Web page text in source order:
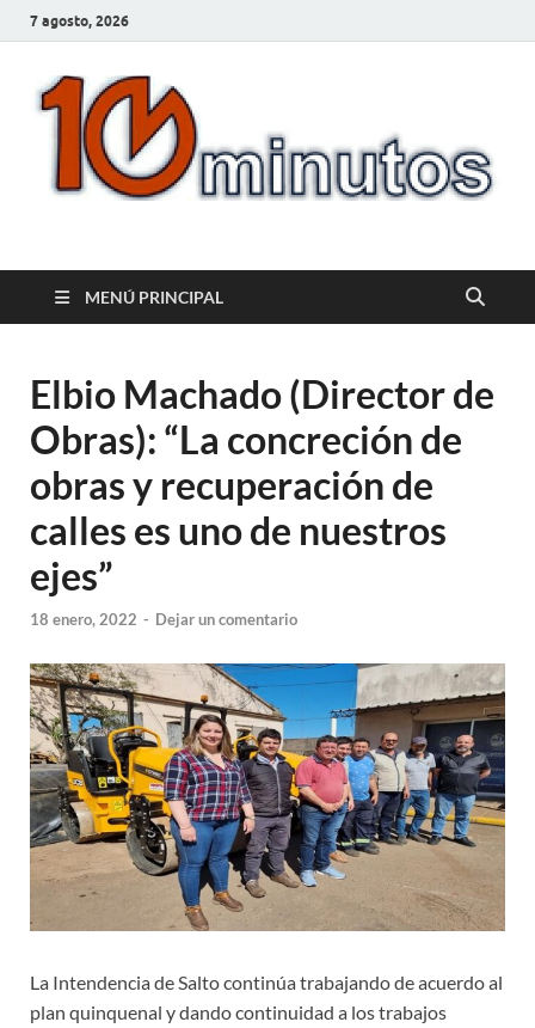
7 agosto, 2026
10minutos.com.uy
MENÚ PRINCIPAL
Elbio Machado (Director de
Obras): “La concreción de
obras y recuperación de
calles es uno de nuestros
ejes”
18 enero, 2022 - Dejar un comentario
La Intendencia de Salto continúa trabajando de acuerdo al
plan quinquenal y dando continuidad a los trabajos